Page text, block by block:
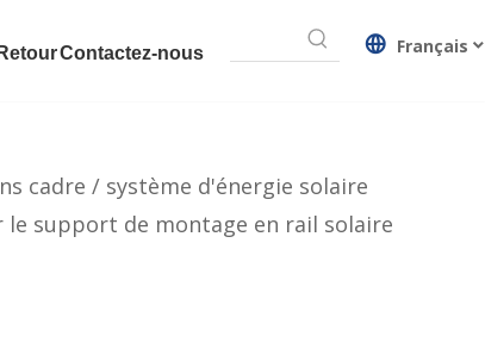
RetourContactez-nous Français
cadre / système d'énergie solaire
support de montage en rail solaire